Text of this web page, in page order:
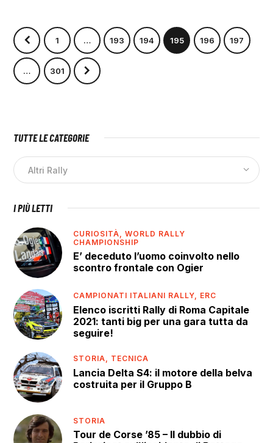
1 … 193 194 195 196 197
… 301
>
TUTTE LE CATEGORIE
I PIÙ LETTI
CURIOSITÀ,WORLD RALLY
CHAMPIONSHIP
E’ deceduto l’uomo coinvolto nello
scontro frontale con Ogier
CAMPIONATI ITALIANI RALLY, ERC
Elenco iscritti Rally di Roma Capitale
2021: tanti big per una gara tutta da
seguire!
STORIA, TECNICA
Lancia Delta S4: il motore della belva
costruita per il Gruppo B
STORIA
Tour de Corse ’85 – Il dubbio di